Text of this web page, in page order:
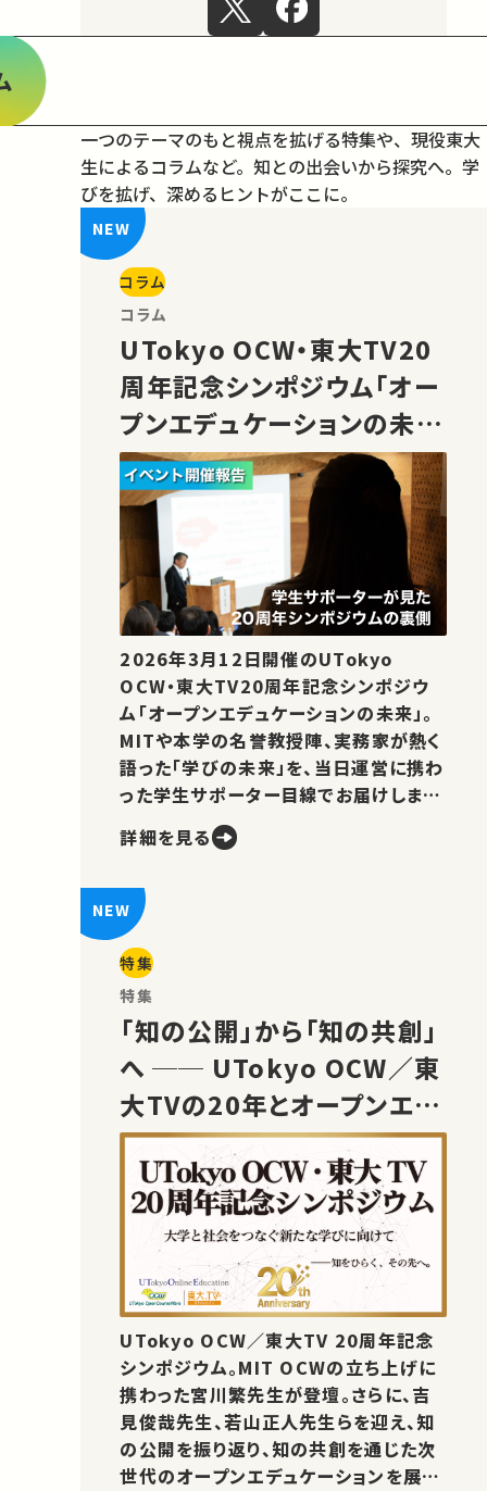
一つのテーマのもと視点を拡げる特集や、現役東大
生によるコラムなど。 知との出会いから探究へ。学
びを拡げ、深めるヒントがここに。
コラム
コラム
UTokyo OCW・東大TV20
周年記念シンポジウム「オー
プンエデュケーションの未
来」の様子をご紹介！
2026年3月12日開催のUTokyo
OCW・東大TV20周年記念シンポジウ
ム「オープンエデュケーションの未来」。
MITや本学の名誉教授陣、実務家が熱く
語った「学びの未来」を、当日運営に携わ
った学生サポーター目線でお届けしま
詳細を見る
特集
特集
「知の公開」から「知の共創」
へ ── UTokyo OCW／東
大TVの20年とオープンエデ
ュケーションの未来
UTokyo OCW／東大TV 20周年記念
シンポジウム。MIT OCWの立ち上げに
携わった宮川繁先生が登壇。さらに、吉
見俊哉先生、若山正人先生らを迎え、知
の公開を振り返り、知の共創を通じた次
世代のオープンエデュケーションを展望